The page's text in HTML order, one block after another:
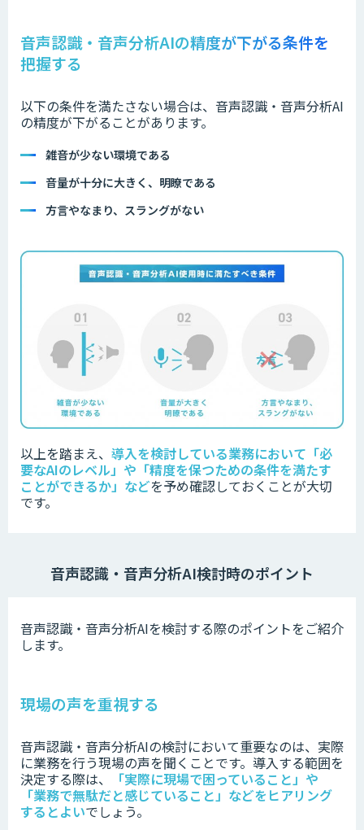
音声認識・音声分析AIの精度が下がる条件を
把握する
以下の条件を満たさない場合は、音声認識・音声分析AI
の精度が下がることがあります。
雑音が少ない環境である
音量が十分に大きく、明瞭である
方言やなまり、スラングがない
以上を踏まえ、 導入を検討している業務において「必
要なAIのレベル」や「精度を保つための条件を満たす
ことができるか」などを予め確認しておくことが大切
です。
音声認識・音声分析AI検討時のポイント
音声認識・音声分析AIを検討する際のポイントをご紹介
します。
現場の声を重視する
音声認識・音声分析AIの検討において重要なのは、実際
に業務を行う現場の声を聞くことです。 導入する範囲を
決定する際は、
「実際に現場で困っていること」や
「業務で無駄だと感じていること」などをヒアリング
するとよいでしょう。